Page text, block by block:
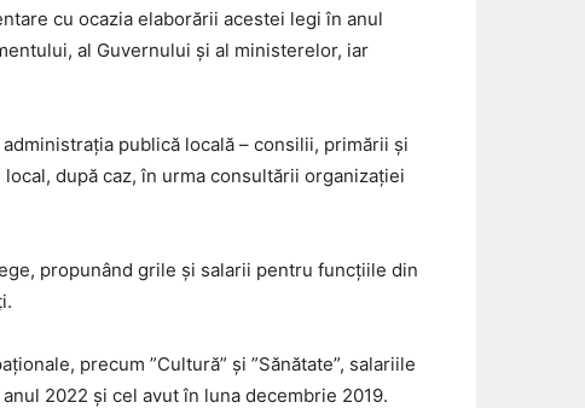
cu ocazia elaborării acestei legi în anul
al Guvernului și al ministerelor, iar
publică locală – consilii, primării și
după caz, în urma consultării organizaţiei
propunând grile și salarii pentru funcțiile din
precum ”Cultură” și ”Sănătate”, salariile
2022 şi cel avut în luna decembrie 2019.